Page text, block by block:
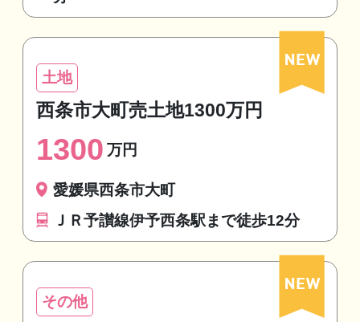
土地
西条市大町売土地1300万円
1300 万円
愛媛県西条市大町
ＪＲ予讃線伊予西条駅まで徒歩12分
その他